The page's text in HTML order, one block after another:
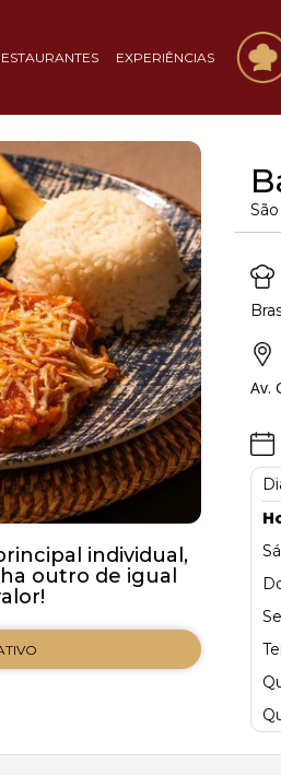
EXPERIÊNCIAS
individual,
outro de igual
Av.